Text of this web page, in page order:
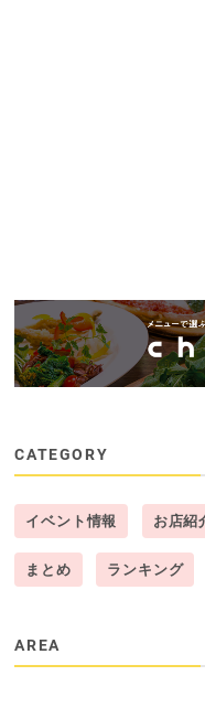
CATEGORY
イベント情報 お店紹
まとめ ランキング
AREA